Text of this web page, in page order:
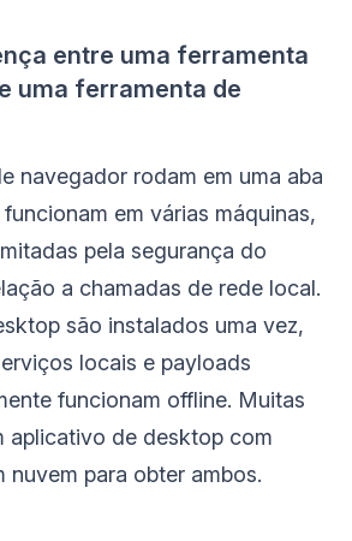
entre uma ferramenta
uma ferramenta de
navegador rodam em uma aba
em várias máquinas,
pela segurança do
a chamadas de rede local.
são instalados uma vez,
locais e payloads
funcionam offline. Muitas
aplicativo de desktop com
nuvem para obter ambos.